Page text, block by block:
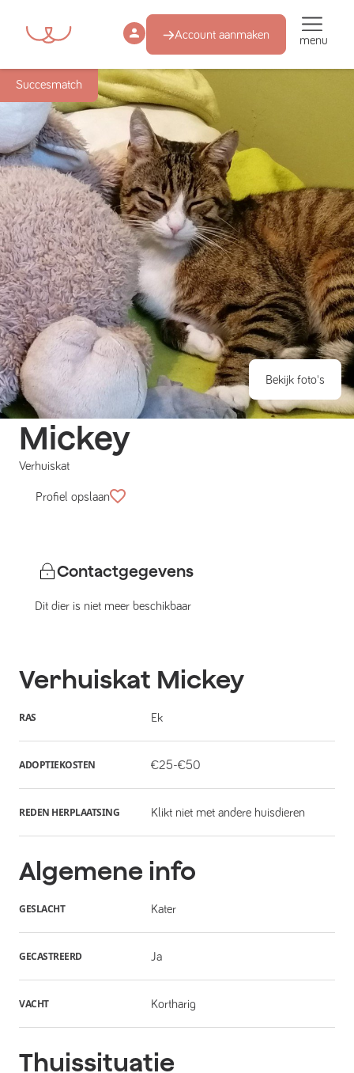
Account aanmaken menu
Succesmatch
Bekijk foto's
Mickey
Verhuiskat
Profiel opslaan
Contactgegevens
Dit dier is niet meer beschikbaar
Verhuiskat Mickey
RAS Ek
ADOPTIEKOSTEN €25-€50
REDEN HERPLAATSING Klikt niet met andere huisdieren
Algemene info
GESLACHT Kater
GECASTREERD Ja
VACHT Kortharig
Thuissituatie